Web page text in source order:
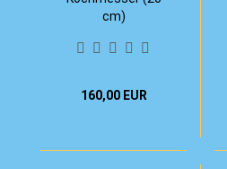
cm)
160,00 EUR